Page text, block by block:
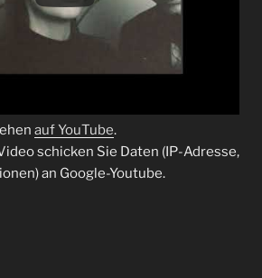
auf YouTube.
schicken Sie Daten (IP-Adresse,
an Google-Youtube.